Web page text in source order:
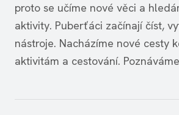
proto se učíme nové věci a
aktivity. Puberťáci začínají číst,
nástroje. Nacházíme nové cesty
aktivitám a cestování.